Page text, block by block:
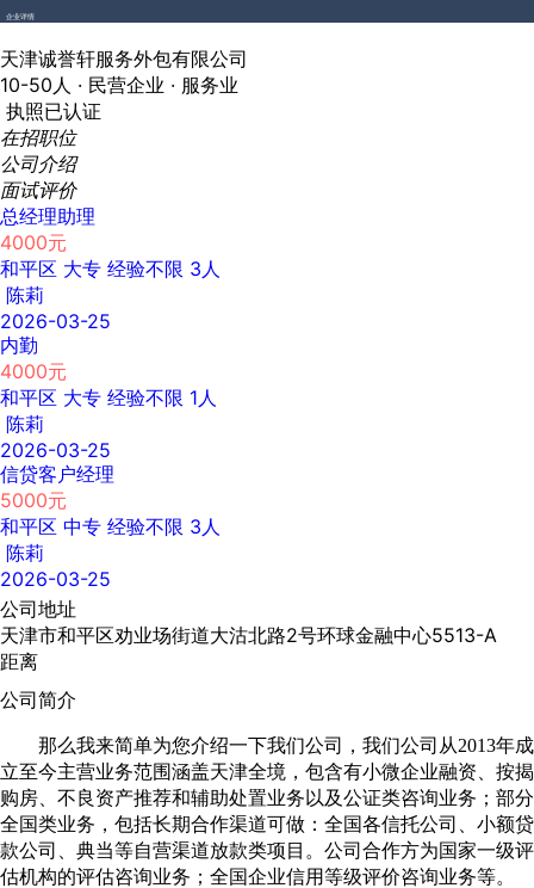
企业详情
天津诚誉轩服务外包有限公司
10-50人 · 民营企业 · 服务业
执照已认证
在招职位
公司介绍
面试评价
总经理助理
4000元
和平区 大专 经验不限 3人
陈莉
2026-03-25
内勤
4000元
和平区 大专 经验不限 1人
陈莉
2026-03-25
信贷客户经理
5000元
和平区 中专 经验不限 3人
陈莉
2026-03-25
公司地址
天津市和平区劝业场街道大沽北路2号环球金融中心5513-A
距离
公司简介
那么我来简单为您介绍一下我们公司，我们公司从2013年成
立至今主营业务范围涵盖天津全境，包含有小微企业融资、按揭
购房、不良资产推荐和辅助处置业务以及公证类咨询业务；部分
全国类业务，包括长期合作渠道可做：全国各信托公司、小额贷
款公司、典当等自营渠道放款类项目。公司合作方为国家一级评
估机构的评估咨询业务；全国企业信用等级评价咨询业务等。